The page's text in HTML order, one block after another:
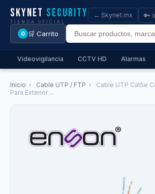
Skynet Security
TIENDA OFICIAL
← Skynet.mx 🔑
0 🛒 Carrito
Videovigilancia CCTV HD Alarmas
Inicio › Cable UTP / FTP ›
Cable UTP Cat5e
Para Exterior ...